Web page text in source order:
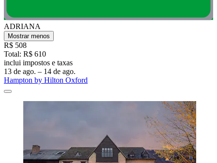
ADRIANA
Mostrar menos
R$ 508
Total: R$ 610
inclui impostos e taxas
13 de ago. – 14 de ago.
Hampton by Hilton Oxford